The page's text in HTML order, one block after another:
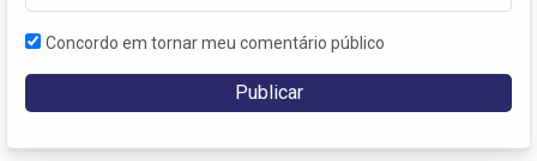
Concordo em tornar meu comentário público